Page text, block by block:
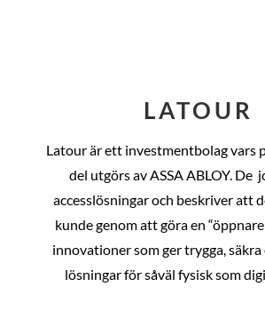
LATOUR
Latour är ett investmentbolag vars
del utgörs av ASSA ABLOY. De
accesslösningar och beskriver att
kunde genom att göra en
innovationer som ger trygga, säkra
lösningar för såväl fysisk som